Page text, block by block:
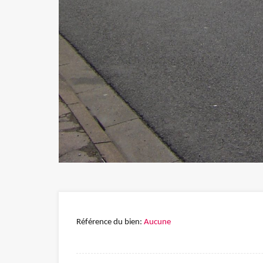
Référence du bien: Aucune